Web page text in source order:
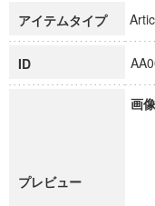
博士課程教育リ
アイテムタイプ
ID
プレビュー
画像